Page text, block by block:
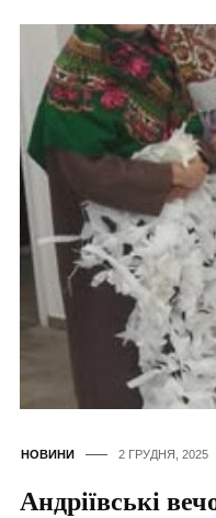
НОВИНИ 2 ГРУДНЯ, 2025
Андріївські